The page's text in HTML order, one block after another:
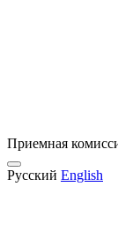
Приемная
Русский English